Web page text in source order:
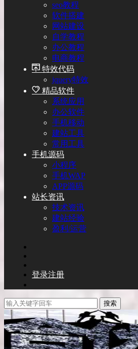
seo教程
软件搭建
网站建设
自学教程
办公教程
电商教程
特效代码
jquery特效
精品软件
系统应用
办公软件
手机移动
建站工具
常用工具
手机源码
小程序
手机WAP
APP源码
站长资讯
技术资讯
建站经验
盈利/运营
登录注册
搜索